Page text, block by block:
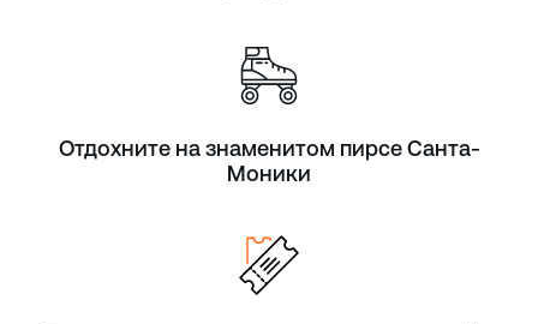
Отдохните на знаменитом пирсе Санта-
Моники